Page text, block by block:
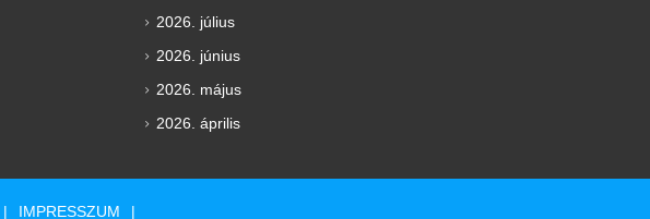
2026. július
2026. június
2026. május
2026. április
IMPRESSZUM